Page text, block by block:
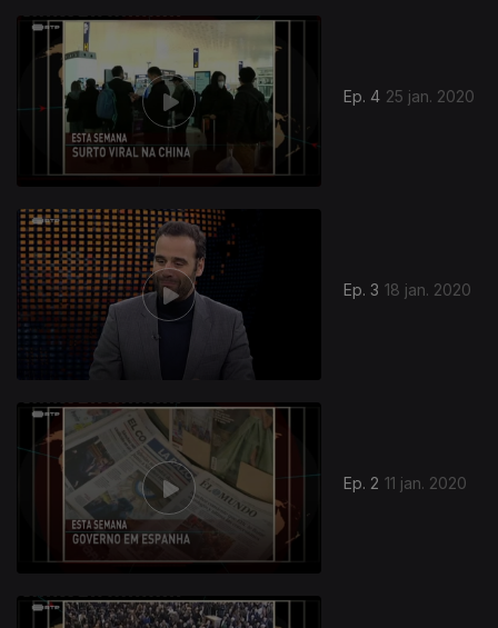
Ep. 4 25 jan. 2020
Ep. 3 18 jan. 2020
Ep. 2 11 jan. 2020
448308